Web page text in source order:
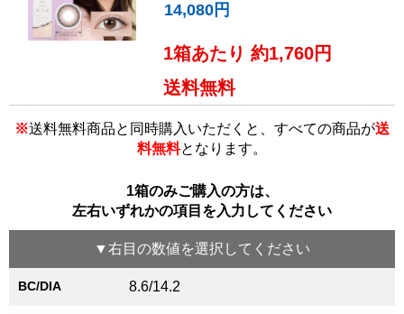
14,080円
1箱あたり 約1,760円
送料無料
※送料無料商品と同時購入いただくと、すべての商品が送
料無料となります。
1箱のみご購入の方は、
左右いずれかの項目を入力してください
▼右目 の数値を選択してください
BC/DIA 8.6/14.2